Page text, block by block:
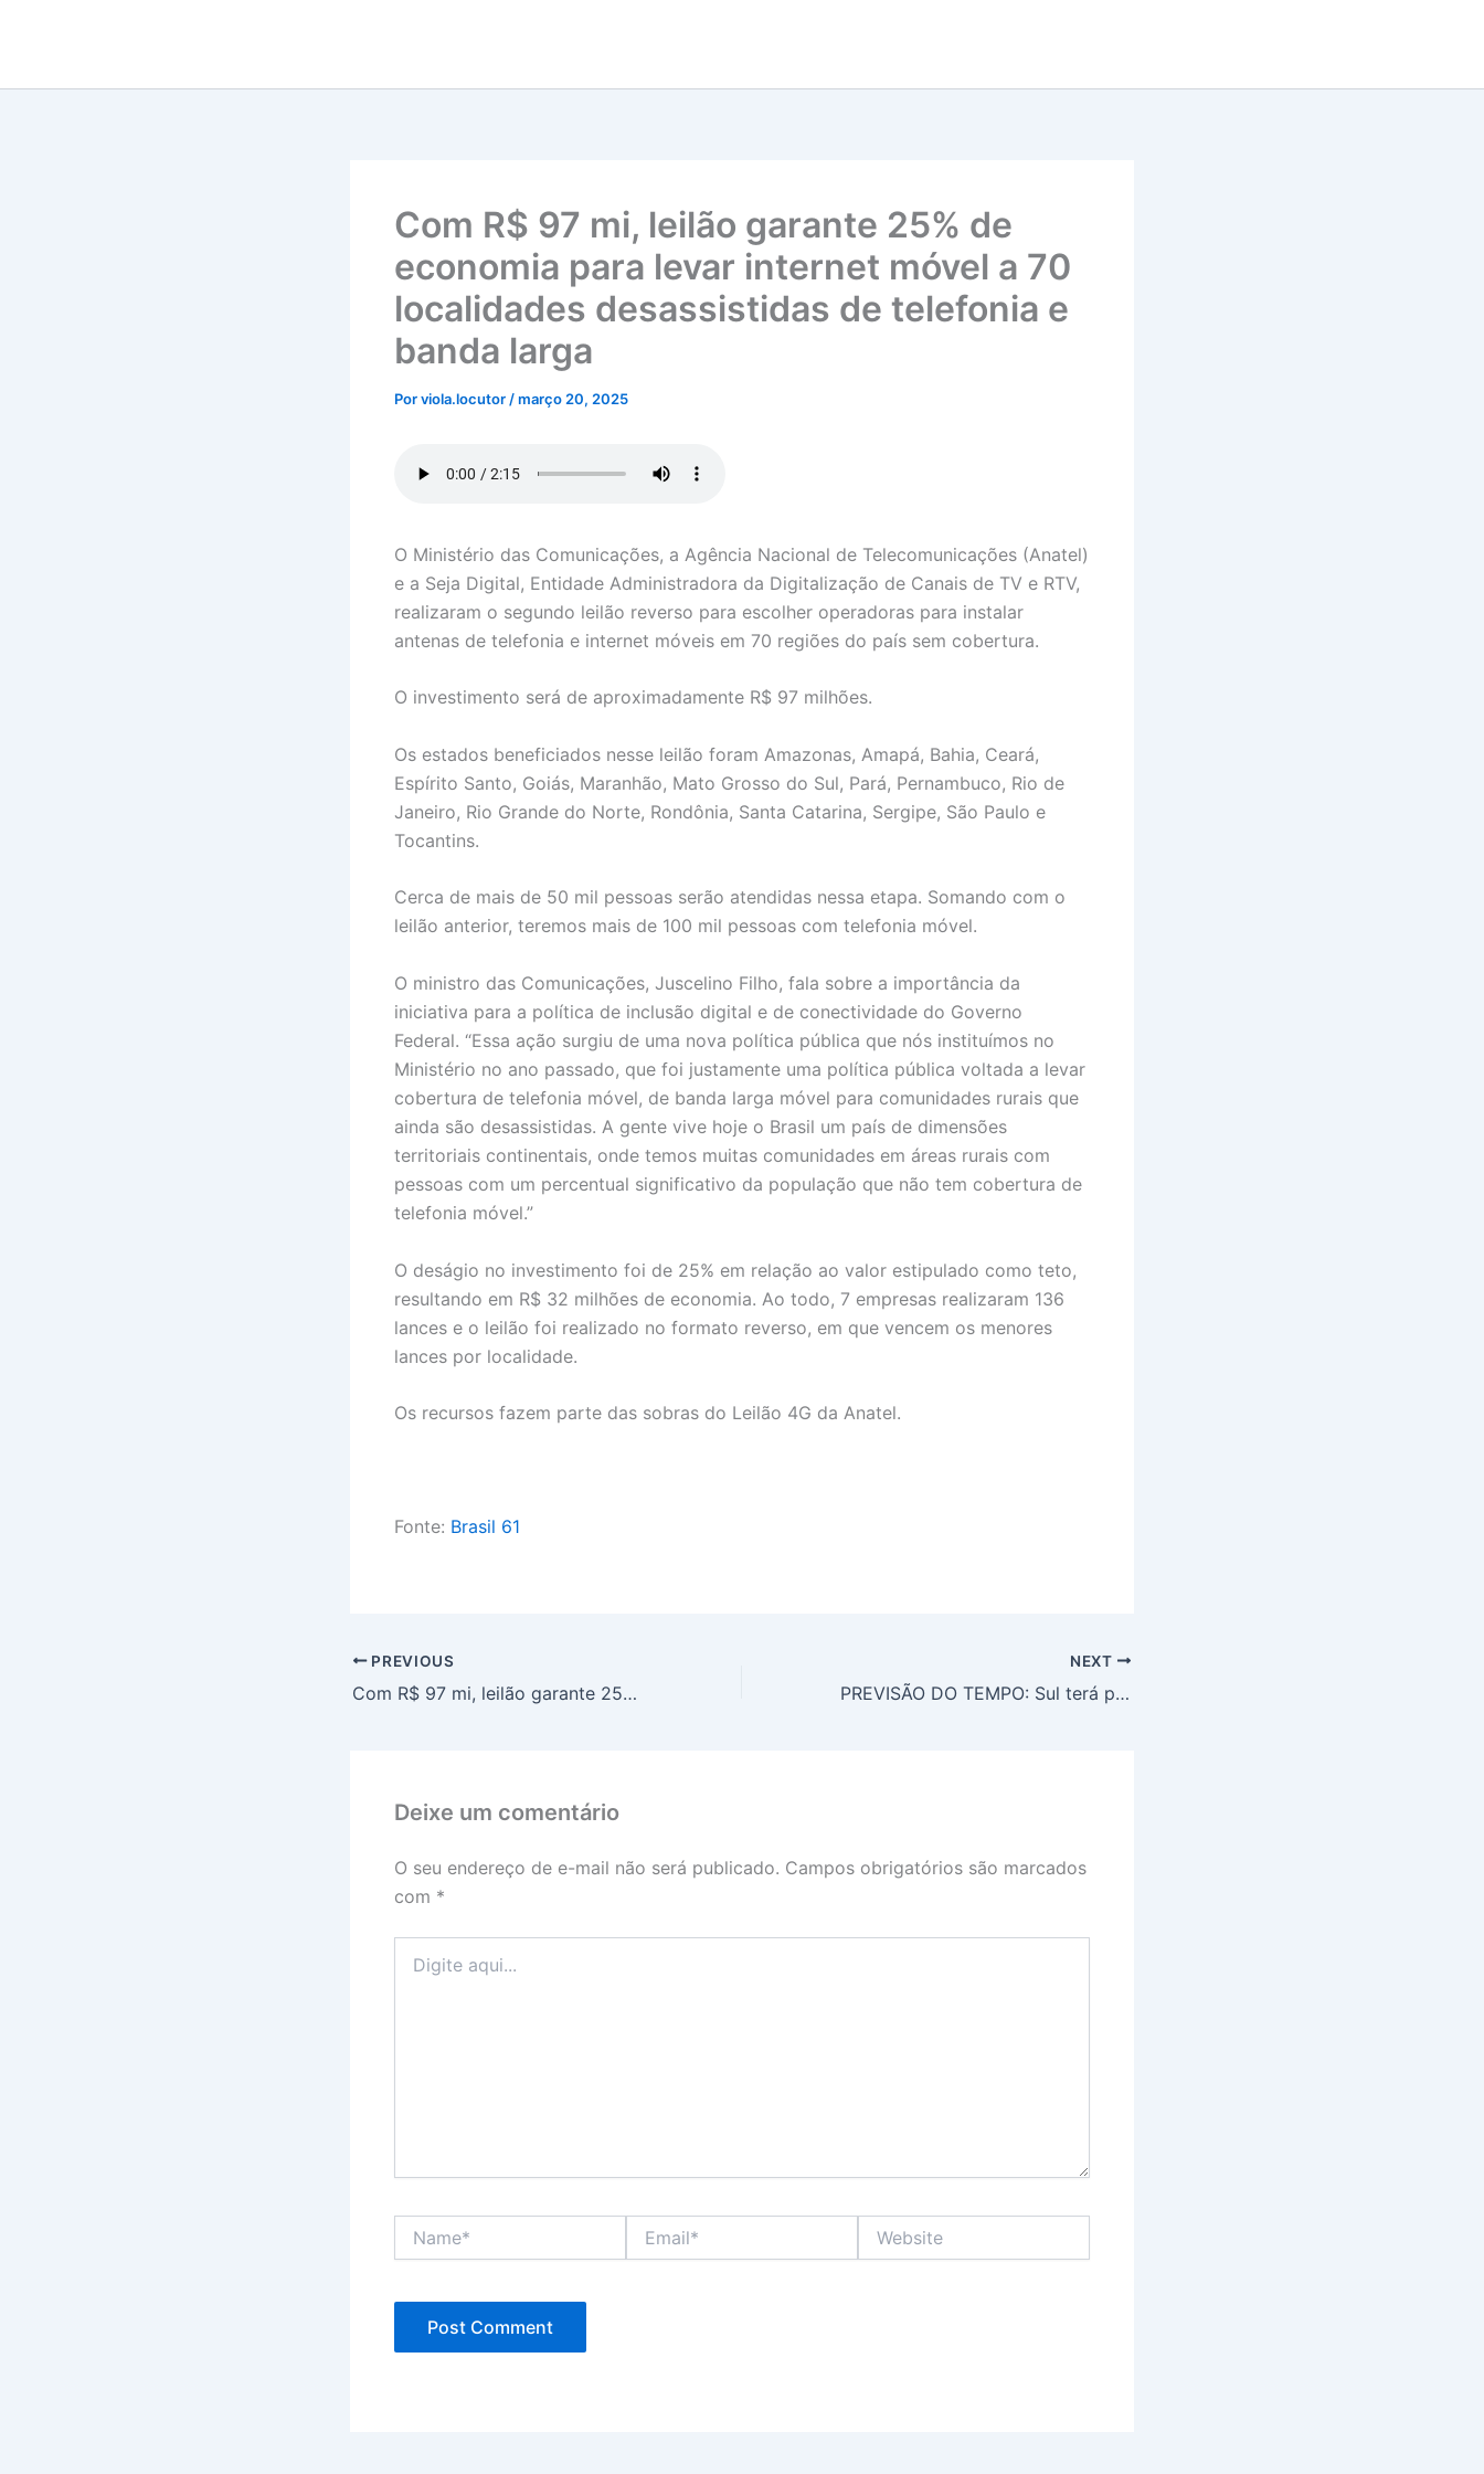
Com R$ 97 mi, leilão garante 25% de
economia para levar internet móvel a 70
localidades desassistidas de telefonia e
banda larga
Porviola.locutor /março 20, 2025
O Ministério das Comunicações, a Agência Nacional de Telecomunicações (Anatel)
e a Seja Digital, Entidade Administradora da Digitalização de Canais de TV e RTV,
realizaram o segundo leilão reverso para escolher operadoras para instalar
antenas de telefonia e internet móveis em 70 regiões do país sem cobertura.
O investimento será de aproximadamente R$ 97 milhões.
Os estados beneficiados nesse leilão foram Amazonas, Amapá, Bahia, Ceará,
Espírito Santo, Goiás, Maranhão, Mato Grosso do Sul, Pará, Pernambuco, Rio de
Janeiro, Rio Grande do Norte, Rondônia, Santa Catarina, Sergipe, São Paulo e
Tocantins.
Cerca de mais de 50 mil pessoas serão atendidas nessa etapa. Somando com o
leilão anterior, teremos mais de 100 mil pessoas com telefonia móvel.
O ministro das Comunicações, Juscelino Filho, fala sobre a importância da
iniciativa para a política de inclusão digital e de conectividade do Governo
Federal. “Essa ação surgiu de uma nova política pública que nós instituímos no
Ministério no ano passado, que foi justamente uma política pública voltada a levar
cobertura de telefonia móvel, de banda larga móvel para comunidades rurais que
ainda são desassistidas. A gente vive hoje o Brasil um país de dimensões
territoriais continentais, onde temos muitas comunidades em áreas rurais com
pessoas com um percentual significativo da população que não tem cobertura de
telefonia móvel.”
O deságio no investimento foi de 25% em relação ao valor estipulado como teto,
resultando em R$ 32 milhões de economia. Ao todo, 7 empresas realizaram 136
lances e o leilão foi realizado no formato reverso, em que vencem os menores
lances por localidade.
Os recursos fazem parte das sobras do Leilão 4G da Anatel.
Fonte: Brasil 61
PREVIOUS
Com R$ 97 mi, leilão garante 25% de economia para levar internet móvel a 70 localidades desassistidas de telefonia e banda larga
NEXT
PREVISÃO DO TEMPO: Sul terá poucas nuvens, nesta sexta-feira (21)
Deixe um comentário
O seu endereço de e-mail não será publicado. Campos obrigatórios são marcados
com *
aqui...